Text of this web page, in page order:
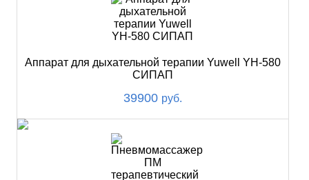
Аппарат для дыхательной терапии Yuwell YH-580
СИПАП
39900 руб.